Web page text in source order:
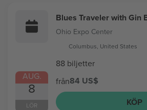
AUG.
8
LÖR
Blues Traveler with Gin
Ohio Expo Center
Columbus, United States
88 biljetter
från84 US$
KÖP